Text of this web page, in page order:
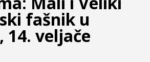
fašnik u
14. veljače